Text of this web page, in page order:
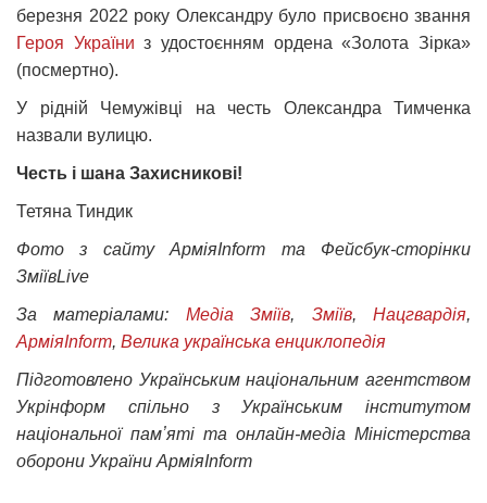
березня 2022 року Олександру було присвоєно звання
Героя України з удостоєнням ордена «Золота Зірка»
(посмертно).
У рідній Чемужівці на честь Олександра Тимченка
назвали вулицю.
Честь і шана Захисникові!
Тетяна Тиндик
Фото з сайту АрміяInform та Фейсбук-сторінки
ЗміївLive
За матеріалами: Медіа Зміїв, Зміїв,Нацгвардія,
АрміяInform, Велика українська енциклопедія
Підготовлено Українським національним агентством
Укрінформ спільно з Українським інститутом
національної памʼяті та онлайн-медіа Міністерства
оборони України АрміяInform